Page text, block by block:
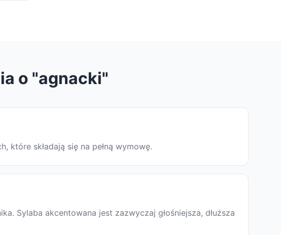
o "agnacki"
które składają się na pełną wymowę.
Sylaba akcentowana jest zazwyczaj głośniejsza, dłuższa